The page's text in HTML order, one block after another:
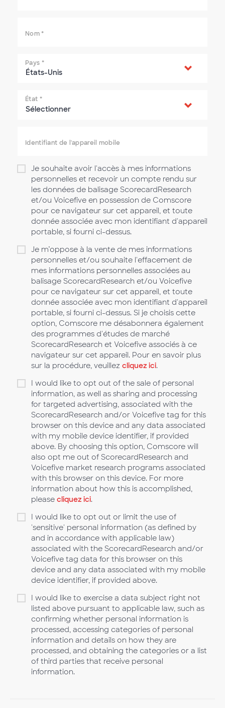
Nom *
Pays *
État *
Identifiant de l'appareil mobile
Je souhaite avoir l'accès à mes informations
personnelles et recevoir un compte rendu sur
les données de balisage ScorecardResearch
et/ou Voicefive en possession de Comscore
pour ce navigateur sur cet appareil, et toute
donnée associée avec mon identifiant d'appareil
portable, si fourni ci-dessus.
Je m’oppose à la vente de mes informations
personnelles et/ou souhaite l'effacement de
mes informations personnelles associées au
balisage ScorecardResearch et/ou Voicefive
pour ce navigateur sur cet appareil, et toute
donnée associée avec mon identifiant d'appareil
portable, si fourni ci-dessus. Si je choisis cette
option, Comscore me désabonnera également
des programmes d'études de marché
ScorecardResearch et Voicefive associés à ce
navigateur sur cet appareil. Pour en savoir plus
sur la procédure, veuillez cliquez ici.
I would like to opt out of the sale of personal
information, as well as sharing and processing
for targeted advertising, associated with the
ScorecardResearch and/or Voicefive tag for this
browser on this device and any data associated
with my mobile device identifier, if provided
above. By choosing this option, Comscore will
also opt me out of ScorecardResearch and
Voicefive market research programs associated
with this browser on this device. For more
information about how this is accomplished,
please cliquez ici.
I would like to opt out or limit the use of
'sensitive' personal information (as defined by
and in accordance with applicable law)
associated with the ScorecardResearch and/or
Voicefive tag data for this browser on this
device and any data associated with my mobile
device identifier, if provided above.
I would like to exercise a data subject right not
listed above pursuant to applicable law, such as
confirming whether personal information is
processed, accessing categories of personal
information and details on how they are
processed, and obtaining the categories or a list
of third parties that receive personal
information.